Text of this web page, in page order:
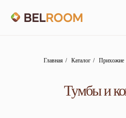
Главная / Каталог / Прихожие
Тумбы и